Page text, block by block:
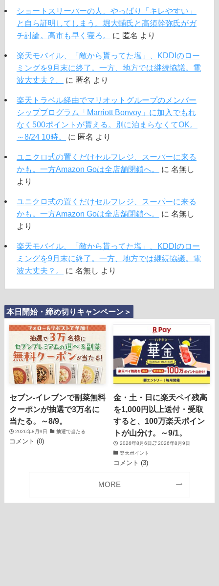
ショートスリーパーの人、やっぱり「キレやすい」
と自ら証明してしまう。堀大輔氏と高須幹弥氏がガ
チ討論。高市も早く寝ろ。
に 匿名 より
楽天モバイル、「敵から貰ってた塩」、KDDIのロー
ミングを9月末に終了。一方、地方では継続協議。電
波大丈夫？。
に 匿名 より
楽天トラベル経由でマリオットグループのメンバー
シッププログラム「Marriott Bonvoy」に加入でもれ
なく500ポイントが貰える。別に泊まらなくてOK。
～8/24 10時。
に 匿名 より
ユニクロ式の置くだけセルフレジ、スーパーに来る
かも。一方Amazon Goは全店舗閉鎖へ。
に 名無し
より
ユニクロ式の置くだけセルフレジ、スーパーに来る
かも。一方Amazon Goは全店舗閉鎖へ。
に 名無し
より
楽天モバイル、「敵から貰ってた塩」、KDDIのロー
ミングを9月末に終了。一方、地方では継続協議。電
波大丈夫？。
に 名無し より
本日開始・締め切りキャンペーン＞
セブン‐イレブンで副菜無料
クーポンが抽選で3万名に
当たる。～8/9。
2026年8月9日 抽選で当たる
コメント (0)
金・土・日に楽天ペイ残高
を1,000円以上送付・受取
すると、100万楽天ポイン
トが山分け。～9/1。
2026年8月6日
2026年8月9日
楽天ポイント
コメント (3)
MORE